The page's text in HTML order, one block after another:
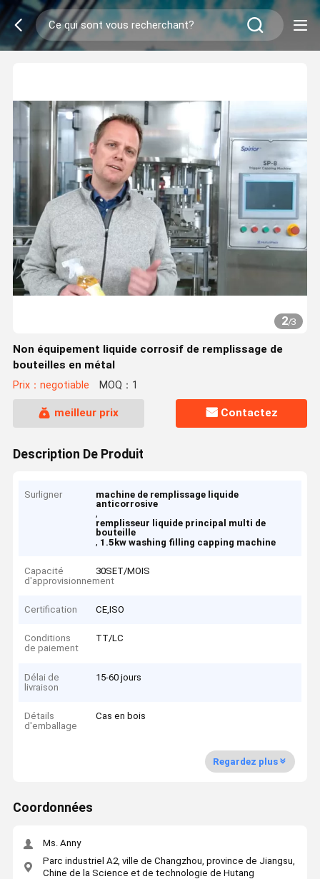
2/3
Non équipement liquide corrosif de remplissage de
bouteilles en métal
Prix：negotiable MOQ：1
meilleur prix Contactez
Description De Produit
Surligner
machine de remplissage liquide
anticorrosive
,
remplisseur liquide principal multi de
bouteille
, 1.5kw washing filling capping machine
Capacité
d'approvisionnement
30SET/MOIS
Certification CE,ISO
Conditions
de paiement
TT/LC
Délai de
livraison
15-60 jours
Détails
d'emballage
Cas en bois
Regardez plus
Coordonnées
Ms. Anny
Parc industriel A2, ville de Changzhou, province de Jiangsu,
Chine de la Science et de technologie de Hutang